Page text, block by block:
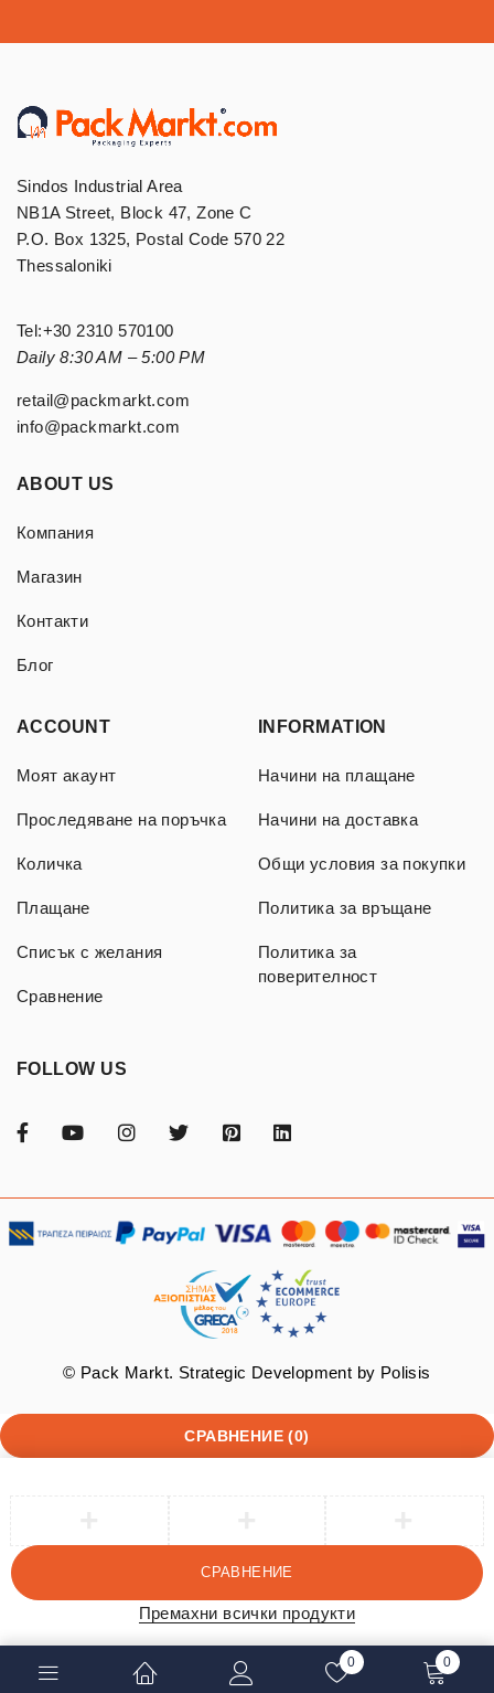
Sindos Industrial Area
NB1A Street, Block 47, Zone C
P.O. Box 1325, Postal Code 570 22
Thessaloniki
Tel:+30 2310 570100
Daily 8:30 AM – 5:00 PM
retail@packmarkt.com
info@packmarkt.com
ABOUT US
Компания
Магазин
Контакти
Блог
ACCOUNT
Моят акаунт
Проследяване на поръчка
Количка
Плащане
Списък с желания
Сравнение
INFORMATION
Начини на плащане
Начини на доставка
Общи условия за покупки
Политика за връщане
Политика за
поверителност
FOLLOW US
© Pack Markt. Strategic Development by Polisis
0 0
СРАВНЕНИЕ (0)
СРАВНЕНИЕ
Премахни всички продукти